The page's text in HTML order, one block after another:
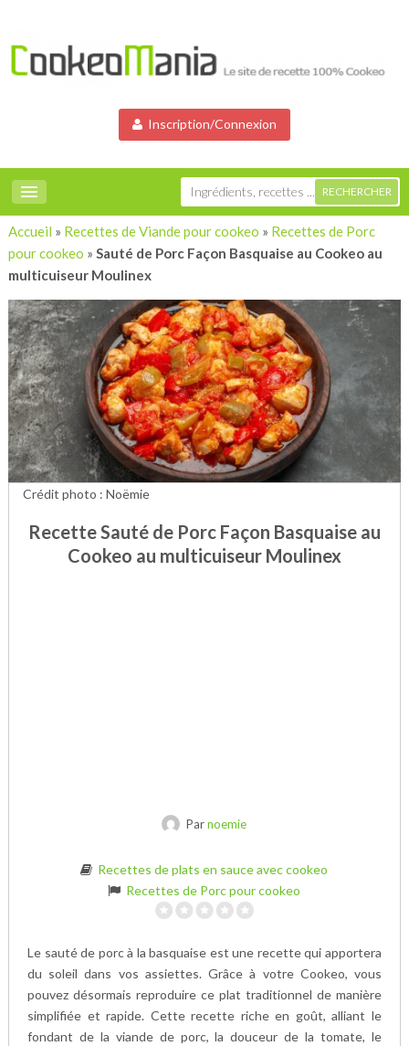
Inscription/Connexion
Accueil » Recettes de Viande pour cookeo » Recettes de Porc
pour cookeo » Sauté de Porc Façon Basquaise au Cookeo au
multicuiseur Moulinex
Recette Sauté de Porc Façon Basquaise au
Cookeo au multicuiseur Moulinex
Parnoemie
Recettes de plats en sauce avec cookeo
Recettes de Porc pour cookeo
Le sauté de porc à la basquaise est une recette qui apportera
du soleil dans vos assiettes. Grâce à votre Cookeo, vous
pouvez désormais reproduire ce plat traditionnel de manière
simplifiée et rapide. Cette recette riche en goût, alliant le
fondant de la viande de porc, la douceur de la tomate, le
Crédit photo : Noëmie